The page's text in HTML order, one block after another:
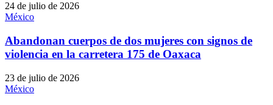
24 de julio de 2026
México
Abandonan cuerpos de dos mujeres con signos de
violencia en la carretera 175 de Oaxaca
23 de julio de 2026
México